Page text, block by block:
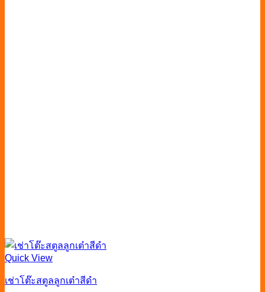
Quick View
เช่าโต๊ะสตูลลูกเต๋าสีดำ